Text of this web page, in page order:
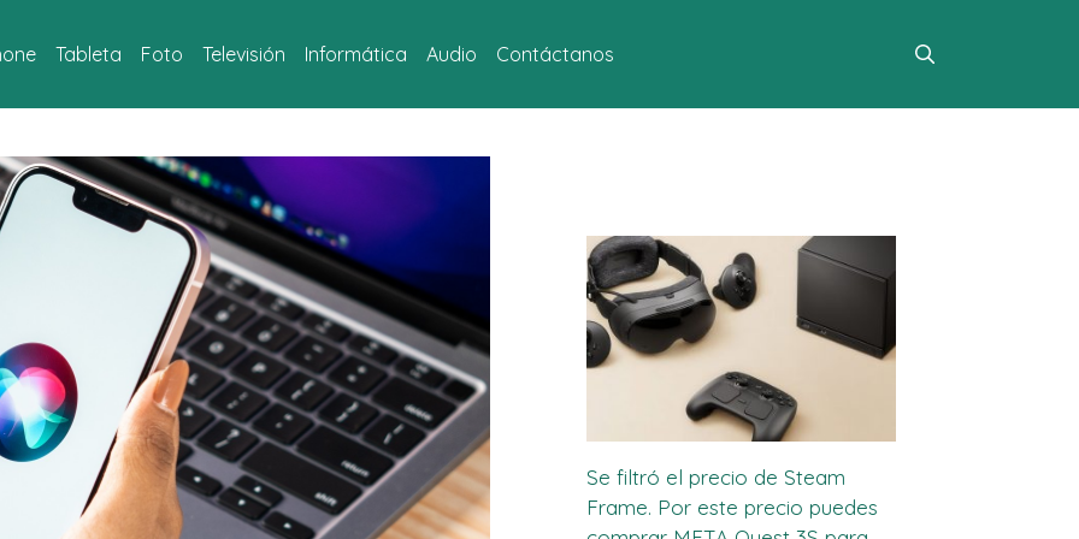
Tableta Foto Televisión Informática Audio Contáctanos
Se filtró el precio de Steam
Frame. Por este precio puedes